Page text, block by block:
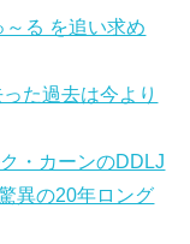
～る を追い求め
た過去は今より
・カーンのDDLJ
異の20年ロング